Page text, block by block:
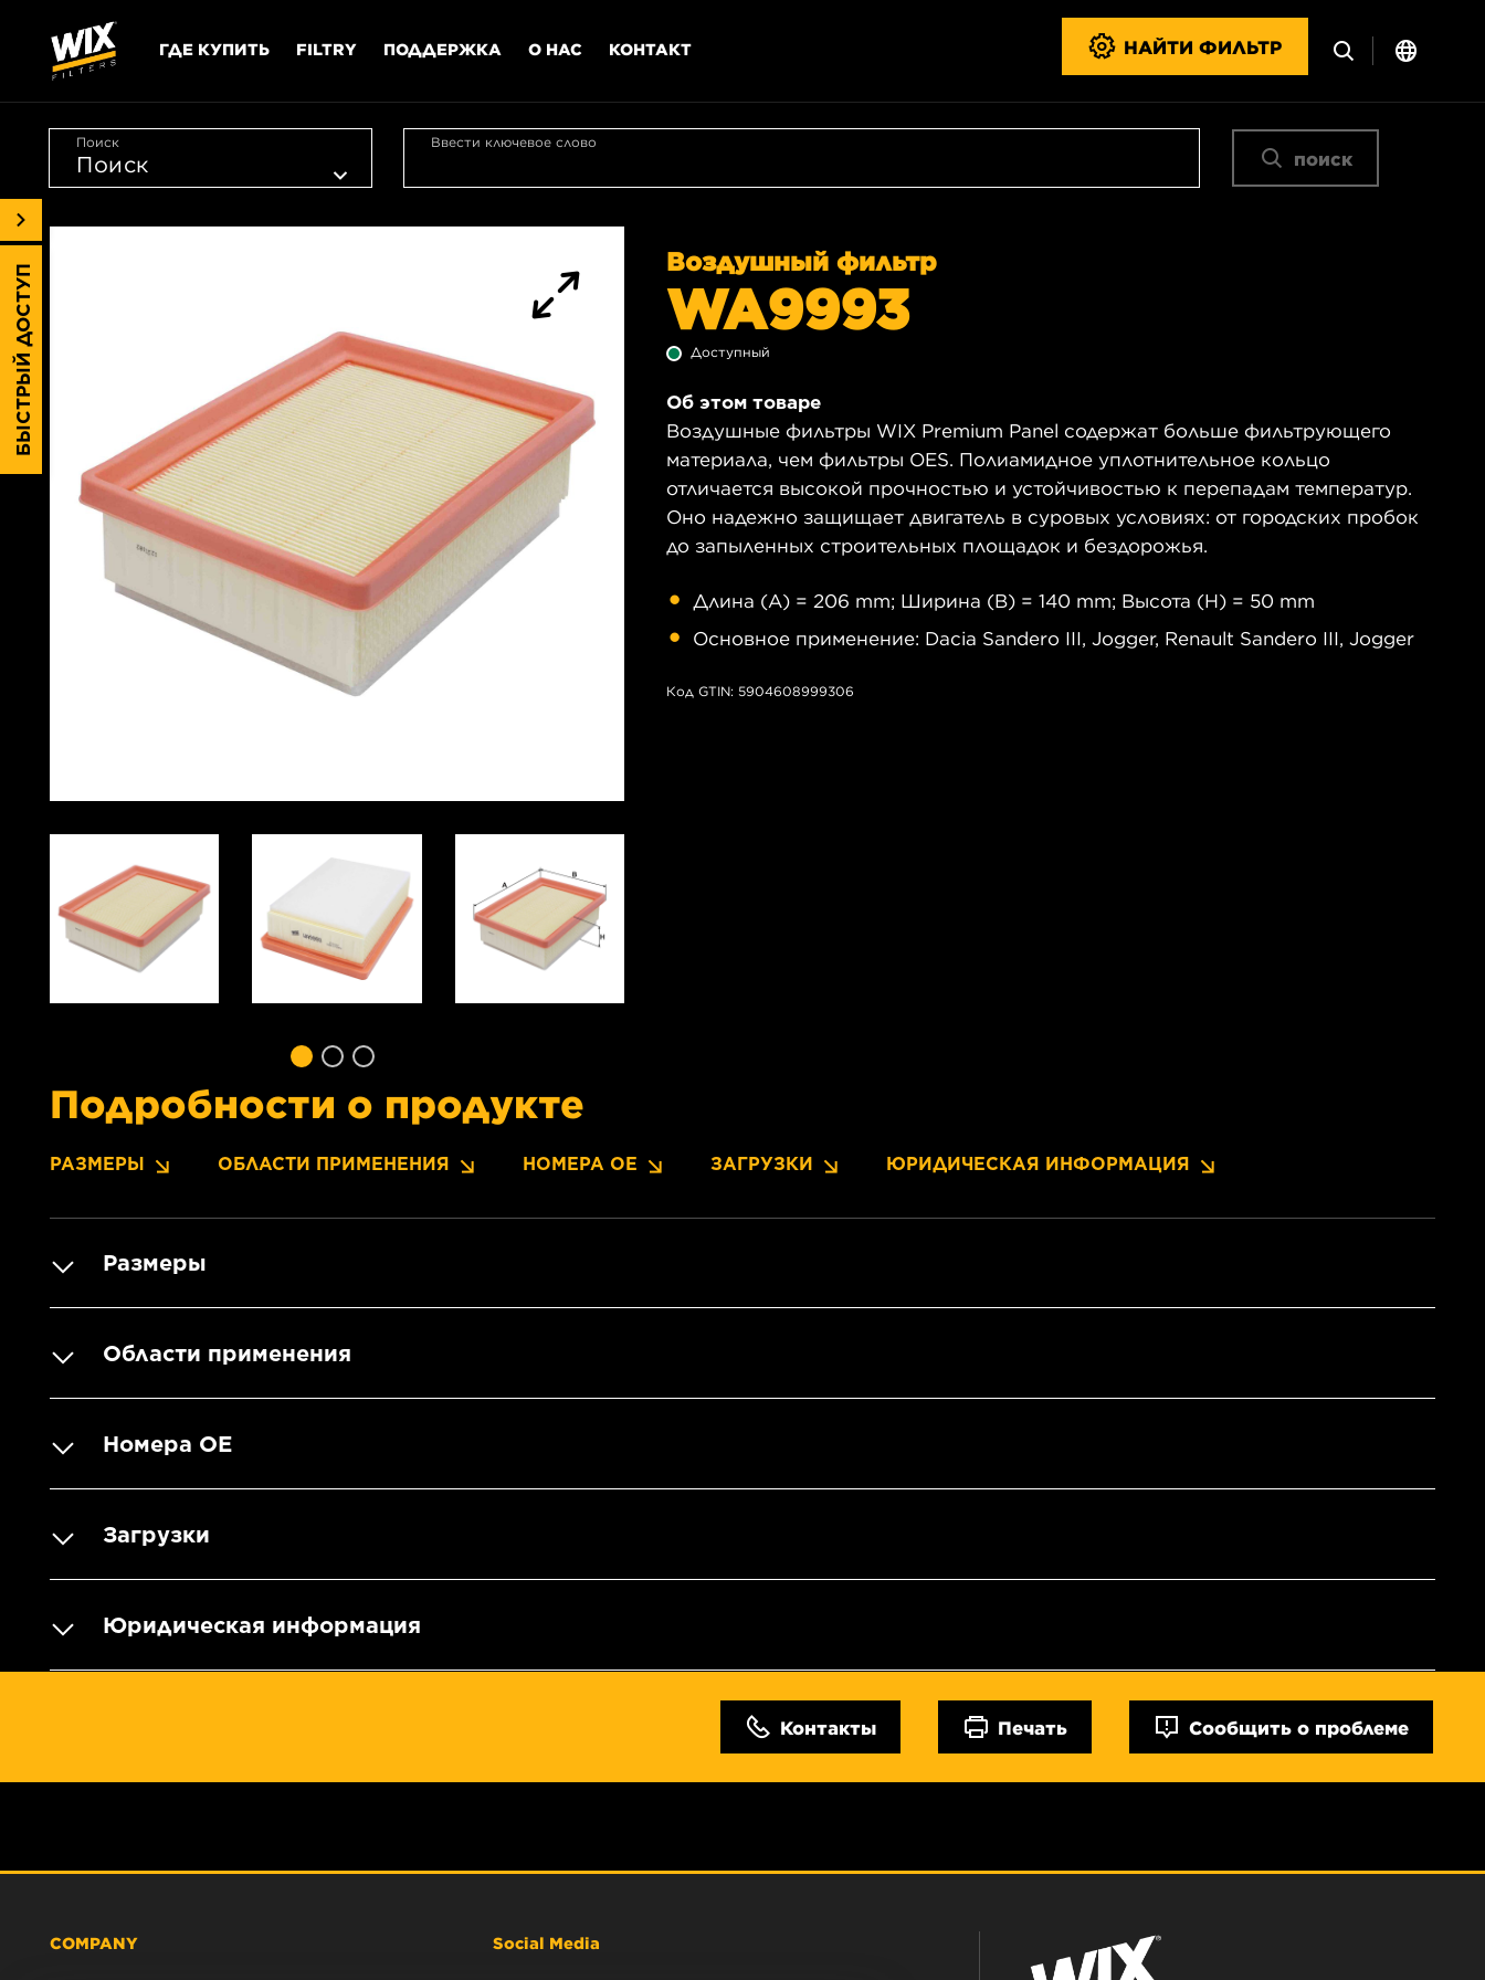
ГДЕ КУПИТЬ FILTRY ПОДДЕРЖКА О НАС КОНТАКТ НАЙТИ ФИЛЬТР
Поиск Ввести ключевое слово
поиск
Воздушный фильтр
WA9993
Доступный
Об этом товаре
Воздушные фильтры WIX Premium Panel содержат больше фильтрующего
материала, чем фильтры OES. Полиамидное уплотнительное кольцо
отличается высокой прочностью и устойчивостью к перепадам температур.
Оно надежно защищает двигатель в суровых условиях: от городских пробок
до запыленных строительных площадок и бездорожья.
Длина (A) = 206 mm; Ширина (B) = 140 mm; Высота (H) = 50 mm
Основное применение: Dacia Sandero III, Jogger, Renault Sandero III, Jogger
Код GTIN: 5904608999306
Подробности о продукте
РАЗМЕРЫ ОБЛАСТИ ПРИМЕНЕНИЯ НОМЕРА OE ЗАГРУЗКИ ЮРИДИЧЕСКАЯ ИНФОРМАЦИЯ
Размеры
Области применения
Номера OE
Загрузки
Юридическая информация
Контакты Печать Сообщить о проблеме
БЫСТРЫЙ ДОСТУП
COMPANY Social Media